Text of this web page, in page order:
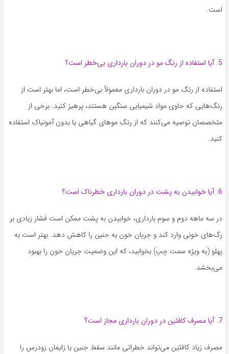
است.
5. آیا استفاده از رنگ مو در دوران بارداری بی‌خطر است؟
استفاده از رنگ مو در دوران بارداری معمولاً بی‌خطر است، اما بهتر است از
رنگ‌هایی که حاوی مواد شیمیایی سنگین هستند، پرهیز کنید. برخی از
متخصصان توصیه می‌کنند که از رنگ موهای گیاهی یا بدون آمونیاک استفاده
کنید.
6. آیا خوابیدن به پشت در دوران بارداری خطرناک است؟
در سه ماهه دوم و سوم بارداری، خوابیدن به پشت ممکن است فشار زیادی بر
رگ‌های خونی وارد کند و جریان خون به جنین را کاهش دهد. بهتر است به
پهلو (به ویژه سمت چپ) بخوابید، که این وضعیت جریان خون را بهبود
می‌بخشد.
7. آیا مصرف کافئین در دوران بارداری مجاز است؟
مصرف زیاد کافئین می‌تواند خطراتی مانند سقط جنین یا زایمان زودرس را